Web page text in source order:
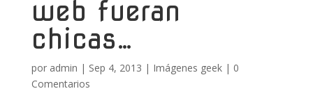
web fueran
chicas…
por admin | Sep 4, 2013 | Imágenes geek| 0
Comentarios